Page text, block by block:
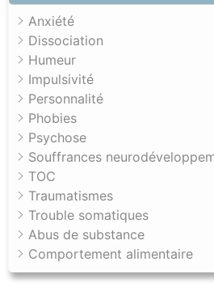
Anxiété
Dissociation
Humeur
Impulsivité
Personnalité
Phobies
Psychose
Souffrances
TOC
Traumatismes
Trouble somatiques
Abus de substance
Comportement alimentaire